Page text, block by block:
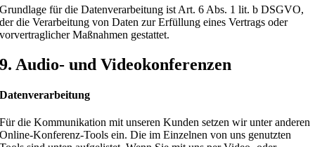
Grundlage für die Datenverarbeitung ist Art. 6 Abs. 1 lit. b DSGVO,
der die Verarbeitung von Daten zur Erfüllung eines Vertrags oder
vorvertraglicher Maßnahmen gestattet.
9. Audio- und Videokonferenzen
Datenverarbeitung
Für die Kommunikation mit unseren Kunden setzen wir unter anderen
Online-Konferenz-Tools ein. Die im Einzelnen von uns genutzten